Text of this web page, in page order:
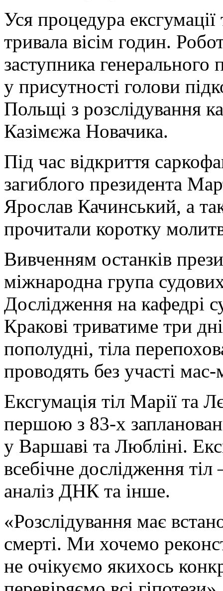
Уся процедура
тривала вісім годин.
заступника
у присутності голови
Польщі з розслідування
Казімєжа Новачика.
Під час відкриття
загиблого президента
Ярослав Качинський, а
прочитали коротку
Вивченням останків
міжнародна група
Дослідження на кафедрі
Кракові триватиме три
пополудні, тіла
проводять без участі мас-
Ексгумація тіл Марії та
першою з 83-х
у Варшаві та Любліні.
всебічне дослідження
аналіз ДНК та інше.
«Розслідування має
смерті. Ми хочемо
не очікуємо якихось